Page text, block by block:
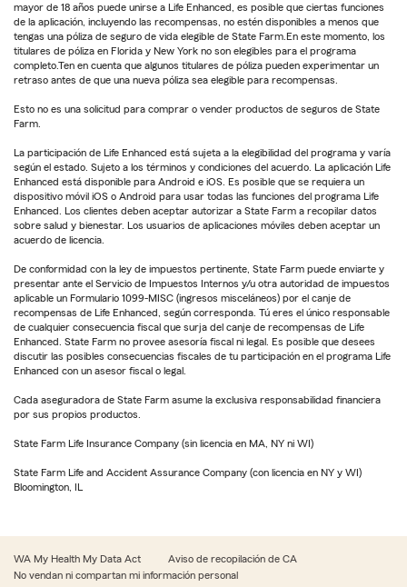
mayor de 18 años puede unirse a Life Enhanced, es posible que ciertas funciones
de la aplicación, incluyendo las recompensas, no estén disponibles a menos que
tengas una póliza de seguro de vida elegible de State Farm.En este momento, los
titulares de póliza en Florida y New York no son elegibles para el programa
completo.Ten en cuenta que algunos titulares de póliza pueden experimentar un
retraso antes de que una nueva póliza sea elegible para recompensas.
Esto no es una solicitud para comprar o vender productos de seguros de State
Farm.
La participación de Life Enhanced está sujeta a la elegibilidad del programa y varía
según el estado. Sujeto a los términos y condiciones del acuerdo. La aplicación Life
Enhanced está disponible para Android e iOS. Es posible que se requiera un
dispositivo móvil iOS o Android para usar todas las funciones del programa Life
Enhanced. Los clientes deben aceptar autorizar a State Farm a recopilar datos
sobre salud y bienestar. Los usuarios de aplicaciones móviles deben aceptar un
acuerdo de licencia.
De conformidad con la ley de impuestos pertinente, State Farm puede enviarte y
presentar ante el Servicio de Impuestos Internos y/u otra autoridad de impuestos
aplicable un Formulario 1099-MISC (ingresos misceláneos) por el canje de
recompensas de Life Enhanced, según corresponda. Tú eres el único responsable
de cualquier consecuencia fiscal que surja del canje de recompensas de Life
Enhanced. State Farm no provee asesoría fiscal ni legal. Es posible que desees
discutir las posibles consecuencias fiscales de tu participación en el programa Life
Enhanced con un asesor fiscal o legal.
Cada aseguradora de State Farm asume la exclusiva responsabilidad financiera
por sus propios productos.
State Farm Life Insurance Company (sin licencia en MA, NY ni WI)
State Farm Life and Accident Assurance Company (con licencia en NY y WI)
Bloomington, IL
WA My Health My Data Act
Aviso de recopilación de CA
No vendan ni compartan mi información personal